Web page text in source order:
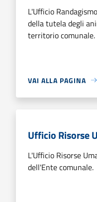
L'Ufficio
della tutela degli
territorio comunale.
VAI ALLA PAGINA
Ufficio Risorse
L'Ufficio Risorse
dell'Ente comunale.